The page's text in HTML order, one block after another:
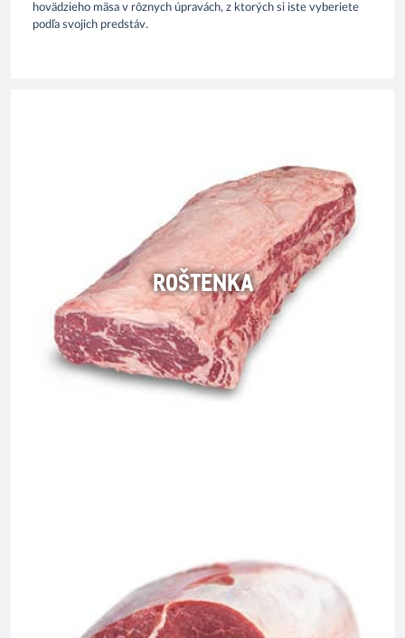
hovädzieho mäsa v rôznych úpravách, z ktorých si iste vyberiete
podľa svojich predstáv.
ROŠTENKA